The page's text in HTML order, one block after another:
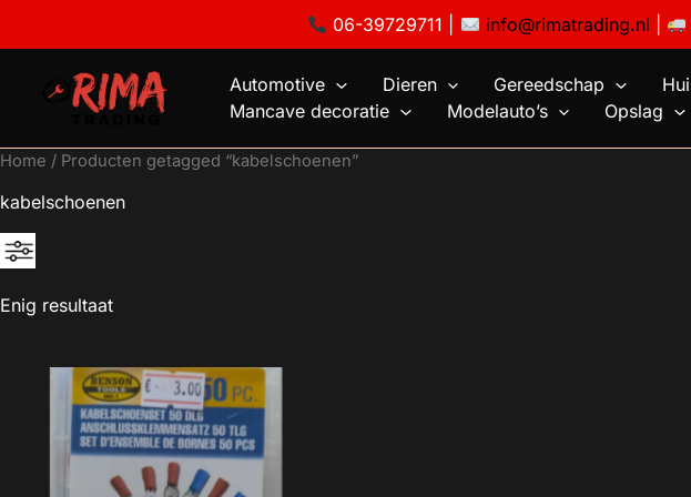
06-39729711 | info@rimatrading.nl
inhoud
Automotive Dieren Gereedschap
Mancave decoratie
Modelauto’s Opslag
Home / Producten getagged “kabelschoenen”
kabelschoenen
Geen categorie
Mancave decoratie
Modelauto's
Enig resultaat